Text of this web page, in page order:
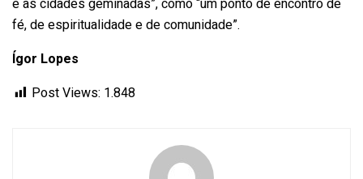
fé, de espiritualidade e de comunidade”.
Ígor Lopes
Post Views: 1.848